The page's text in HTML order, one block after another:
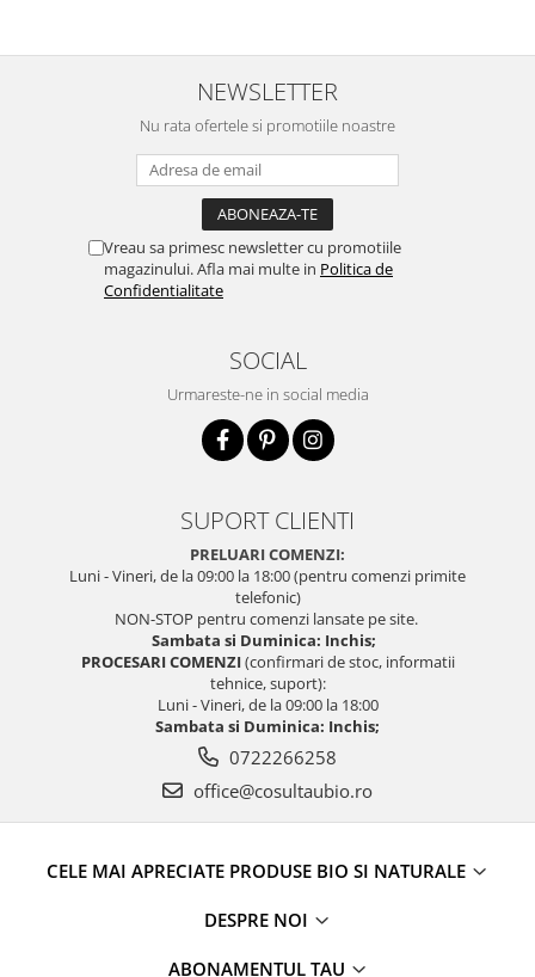
NEWSLETTER
Nu rata ofertele si promotiile noastre
Vreau sa primesc newsletter cu promotiile
magazinului. Afla mai multe in Politica de
Confidentialitate
SOCIAL
Urmareste-ne in social media
SUPORT CLIENTI
PRELUARI COMENZI:
Luni - Vineri, de la 09:00 la 18:00 (pentru comenzi primite
telefonic)
NON-STOP pentru comenzi lansate pe site.
Sambata si Duminica: Inchis;
PROCESARI COMENZI(confirmari de stoc, informatii
tehnice, suport):
Luni - Vineri, de la 09:00 la 18:00
Sambata si Duminica: Inchis;
0722266258
office@cosultaubio.ro
CELE MAI APRECIATE PRODUSE BIO SI NATURALE
DESPRE NOI
ABONAMENTUL TAU